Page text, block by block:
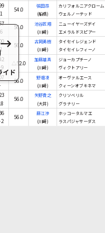
54.0
張田昂
(船橋)
カリフォルニアクローム
ウェルノーテッド
56.0
池谷匠翔
(川崎)
ニューイヤーズデイ
エメラルドスピアー
56.0
古岡勇樹
(川崎)
タイセイレジェンド
タイセイレフィーノ
△52.0
加藤雄真
(川崎)
ジョーカプチーノ
ヴィクトアリー
56.0
野畑凌
(川崎)
オーヴァルエース
クィーンオブキネマ
56.0
矢野貴之
(大井)
クリソベリル
グラナリー
2
56.0
藤江渉
(川崎)
ホッコータルマエ
ラスパジャサーダス